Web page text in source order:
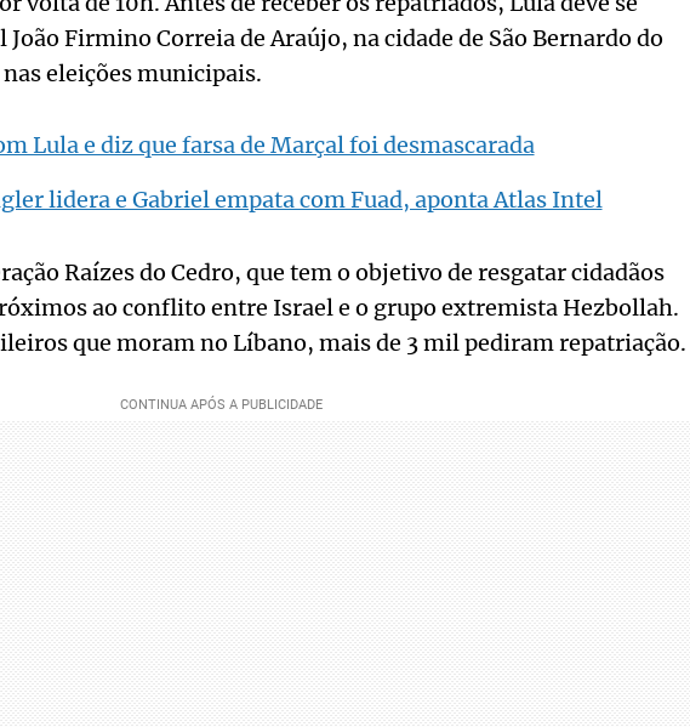
Firmino Correia de Araújo, na cidade de São Bernardo do
eleições municipais.
Lula e diz que farsa de Marçal foi desmascarada
lidera e Gabriel empata com Fuad, aponta Atlas Intel
Raízes do Cedro, que tem o objetivo de resgatar cidadãos
ao conflito entre Israel e o grupo extremista Hezbollah.
que moram no Líbano, mais de 3 mil pediram repatriação.